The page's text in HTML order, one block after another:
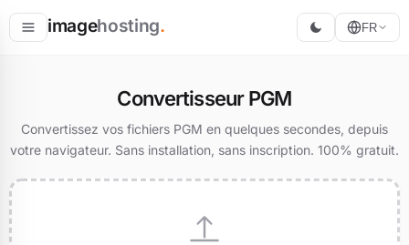
imagehosting.
Redimensionner
FR
Convertisseur PGM
Convertissez vos fichiers PGM en quelques secondes, depuis
votre navigateur. Sans installation, sans inscription. 100% gratuit.